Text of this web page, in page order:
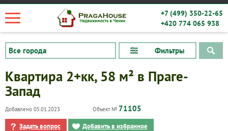
+7 (499) 350-22-65
+420 774 065 938
Фильтры
Квартира 2+кк, 58 м² в Праге-
Запад
Добавлено 05.01.2023 Объект № 71105
Задать вопрос Добавить в избранное